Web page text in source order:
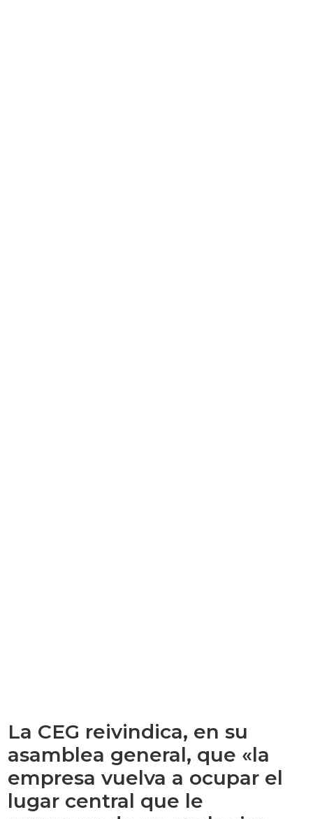
La CEG reivindica, en su
asamblea general, que «la
empresa vuelva a ocupar el
lugar central que le